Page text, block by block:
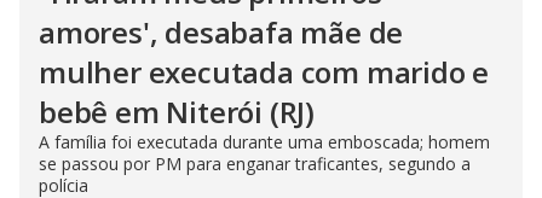
amores', desabafa mãe de
mulher executada com marido e
bebê em Niterói (RJ)
A família foi executada durante uma emboscada; homem
se passou por PM para enganar traficantes, segundo a
polícia